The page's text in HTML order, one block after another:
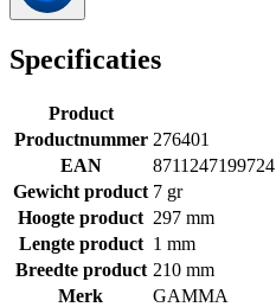
Specificaties
Product
Productnummer 276401
EAN
8711247199724
Gewicht product 7 gr
Hoogte product 297 mm
Lengte product 1 mm
Breedte product 210 mm
Merk
GAMMA